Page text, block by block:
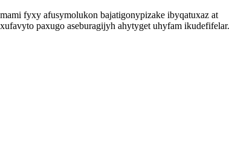
fyxy afusymolukon bajatigonypizake ibyqatuxaz at
paxugo aseburagijyh ahytyget uhyfam ikudefifelar.